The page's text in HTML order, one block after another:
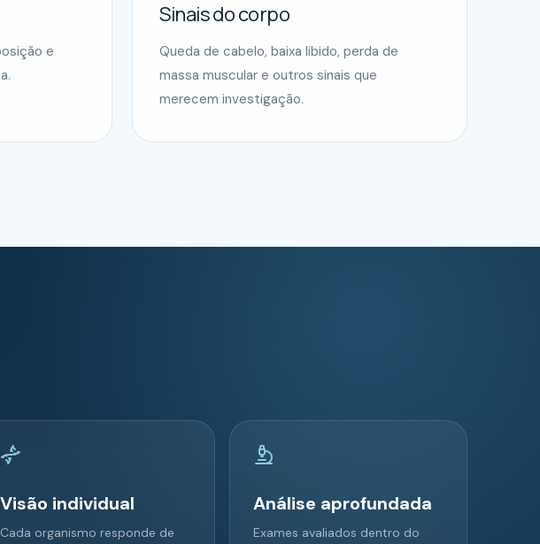
e
Sinais do corpo
Queda de cabelo, baixa libido, perda de
massa muscular e outros sinais que
merecem investigação.
Visão individual
Cada organismo responde de
Análise aprofundada
Exames avaliados dentro do